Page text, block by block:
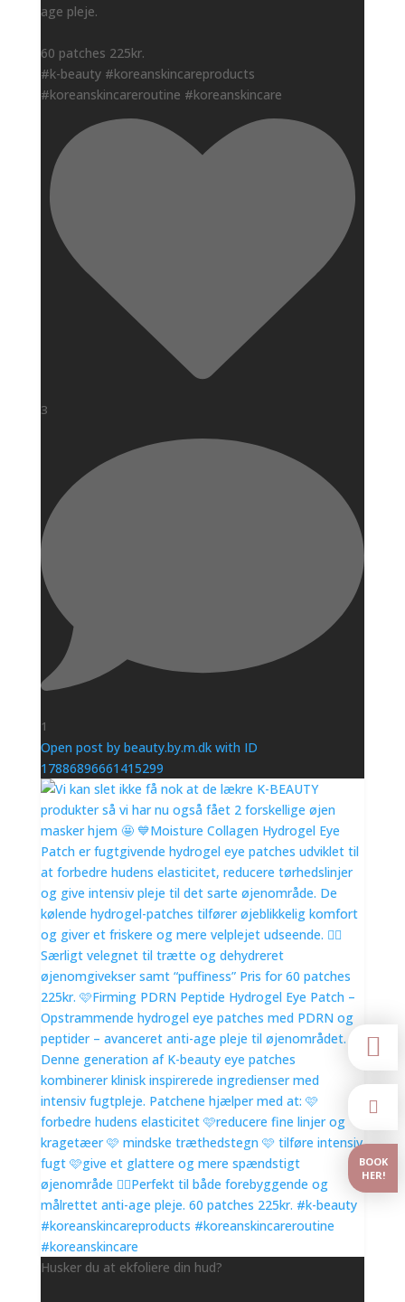
age pleje.
60 patches 225kr.
#k-beauty #koreanskincareproducts
#koreanskincareroutine #koreanskincare
3
1
Open post by beauty.by.m.dk with ID
17886896661415299
Husker du at ekfoliere din hud?


BOOK
HER!